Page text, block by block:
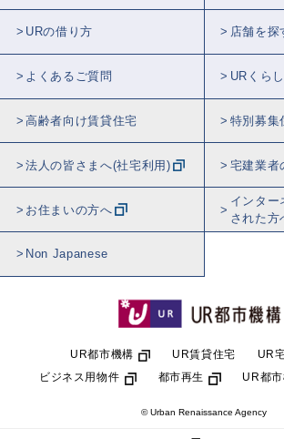
URの借り方 店舗を探
よくあるご質問 URくら
高齢者向け賃貸住宅 特別募集
法人の皆さまへ(社宅利用) 宅建業者
お住まいの方へ
インター
された方
Non Japanese
UR都市機構 UR賃貸住宅
UR
ビジネス用物件
都市再生 UR都
© Urban Renaissance Agency